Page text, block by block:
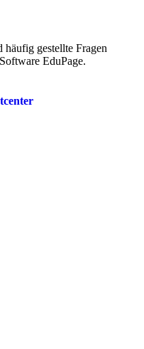
gestellte Fragen
EduPage.